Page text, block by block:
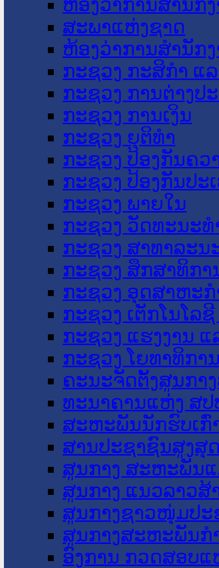
ຫ້ອງວ່າການສໍານັກ
ສະພາແຫ່ງຊາດ
ຫ້ອງວ່າການສຳນັກ
ກະຊວງ ກະສິກຳ ແ
ກະຊວງ ການຕ່າງປ
ກະຊວງ ການເງິນ
ກະຊວງ ຍຸຕິທໍາ
ກະຊວງ ປ້ອງກັນຄວ
ກະຊວງ ປ້ອງກັນປະ
ກະຊວງ ພາຍໃນ
ກະຊວງ ວັດທະນະ
ກະຊວງ ສາທາລະນ
ກະຊວງ ສຶກສາທິກາ
ກະຊວງ ອຸດສາຫະ
ກະຊວງ ເຕັກໂນໂລ
ກະຊວງ ແຮງງານ
ກະຊວງ ໂຍທາທິກາ
ຄະນະຈັດຕັ້ງສູນກາ
ທະນາຄານແຫ່ງ ສປ
ສະຫະພັນນັກຮົບເກົ່
ສານປະຊາຊົນສູງສຸ
ສູນກາງ ສະຫະພັນ
ສູນກາງ ແນວລາວສ້
ສູນກາງຊາວໜຸ່ມປະ
ສູນກາງສະຫະພັນກ
ອົງການ ກວດສອບແ